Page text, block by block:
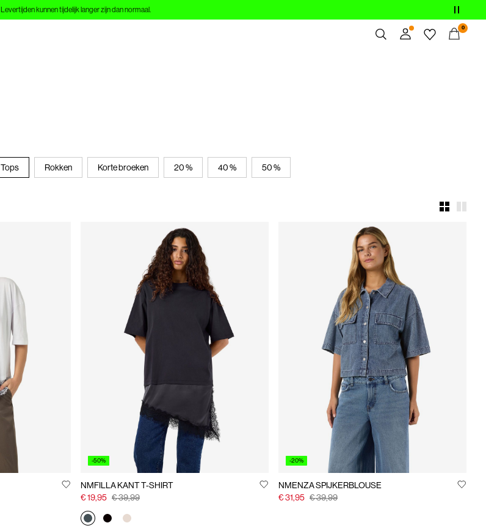
Sign up to Customer Club and save 10%
0
Tops Rokken Korte broeken 20 % 40 % 50 %
-50%
NMFILLA KANT T-SHIRT
€ 19,95 € 39,99
-20%
NMENZA SPIJKERBLOUSE
€ 31,95 € 39,99